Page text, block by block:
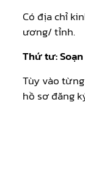
Có địa chỉ
ương/ tỉnh.
Thứ tư:
Tùy vào
hồ sơ đăng